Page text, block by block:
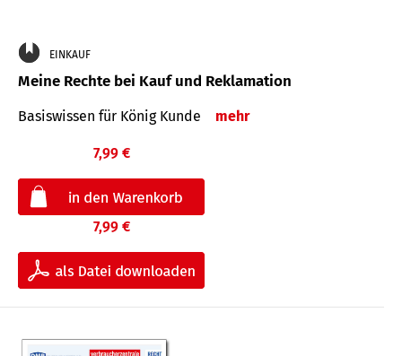
EINKAUF
Meine Rechte bei Kauf und Reklamation
Basiswissen für König Kunde mehr
7,99 €
7,99 €